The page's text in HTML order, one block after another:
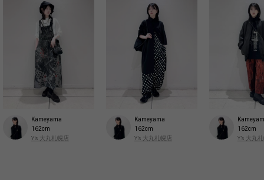
Kameyama
162cm
Y’s 大丸札幌店
Kameyama
162cm
Y’s 大丸札幌店
162cm
Y’s 大丸